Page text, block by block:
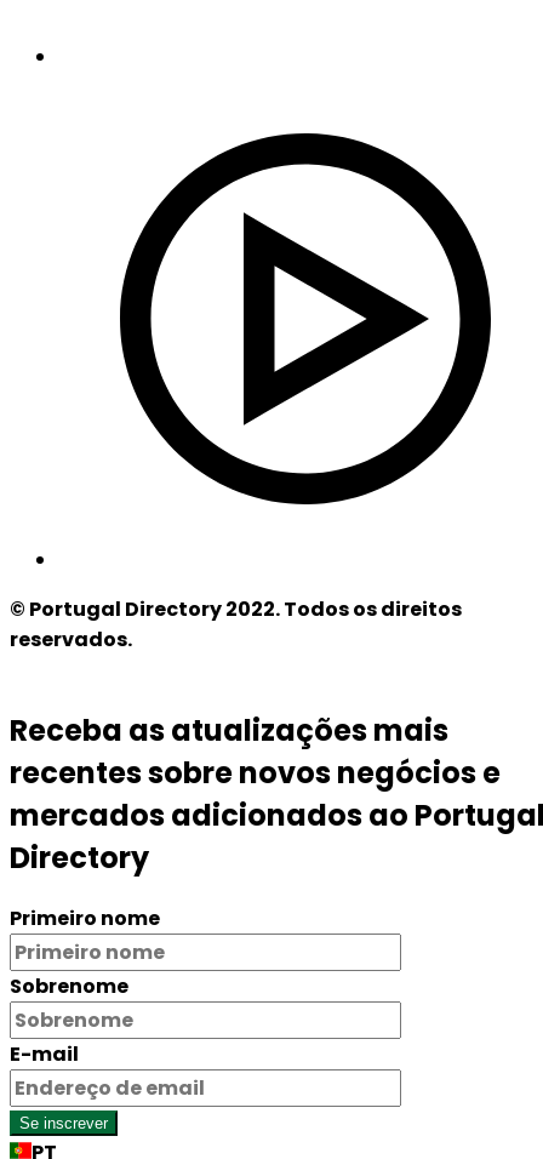
© Portugal Directory 2022. Todos os direitos
reservados.
Receba as atualizações mais
recentes sobre novos negócios e
mercados adicionados ao
Directory
Primeiro nome
Sobrenome
E-mail
Se inscrever
PT